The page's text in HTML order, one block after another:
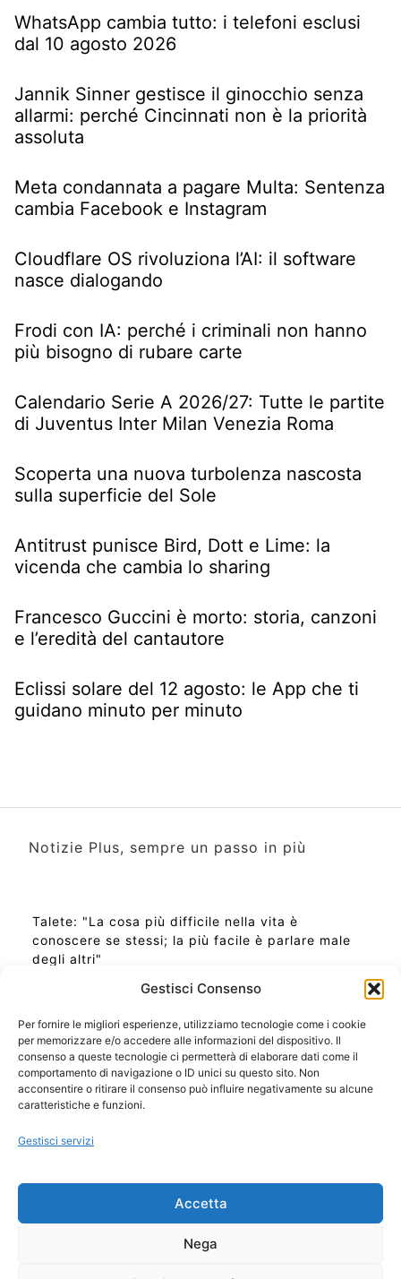
Gestisci Consenso
Per fornire le migliori esperienze, utilizziamo tecnologie come i cookie
per memorizzare e/o accedere alle informazioni del dispositivo. Il
consenso a queste tecnologie ci permetterà di elaborare dati come il
comportamento di navigazione o ID unici su questo sito. Non
acconsentire o ritirare il consenso può influire negativamente su alcune
caratteristiche e funzioni.
Gestisci servizi
Accetta
Nega
WhatsApp cambia tutto: i telefoni esclusi
dal 10 agosto 2026
Jannik Sinner gestisce il ginocchio senza
allarmi: perché Cincinnati non è la priorità
assoluta
Meta condannata a pagare Multa: Sentenza
cambia Facebook e Instagram
Cloudflare OS rivoluziona l’AI: il software
nasce dialogando
Frodi con IA: perché i criminali non hanno
più bisogno di rubare carte
Calendario Serie A 2026/27: Tutte le partite
di Juventus Inter Milan Venezia Roma
Scoperta una nuova turbolenza nascosta
sulla superficie del Sole
Antitrust punisce Bird, Dott e Lime: la
vicenda che cambia lo sharing
Francesco Guccini è morto: storia, canzoni
e l’eredità del cantautore
Eclissi solare del 12 agosto: le App che ti
guidano minuto per minuto
Notizie Plus, sempre un passo in più
Talete: "La cosa più difficile nella vita è
conoscere se stessi; la più facile è parlare male
degli altri"
Ora Esatta in Italia in questo momento
Ti Senti Strano Ultimamente? Potrebbe Essere per
la Risonanza di Schumann
Come Sapere Se Stai Ascendendo alla Quinta
Copyright 2026 NotiziePlus.com
📰 Contenuto Umano Verificato
Privacy Coockie
Pubblicità